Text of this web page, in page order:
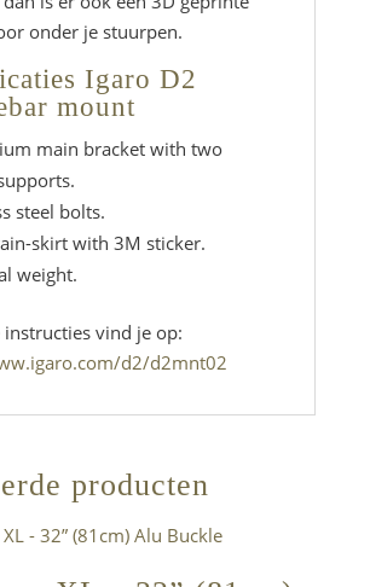
onder je stuurpen.
Igaro D2
mount
main bracket with two
steel bolts.
skirt with 3M sticker.
weight.
instructies vind je op:
d2/d2mnt02
producten